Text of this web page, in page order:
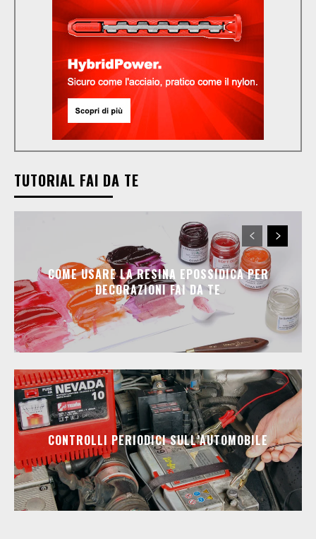
TUTORIAL FAI DA TE
COME USARE LA RESINA EPOSSIDICA PER
DECORAZIONI FAI DA TE
CONTROLLI PERIODICI SULL’AUTOMOBILE